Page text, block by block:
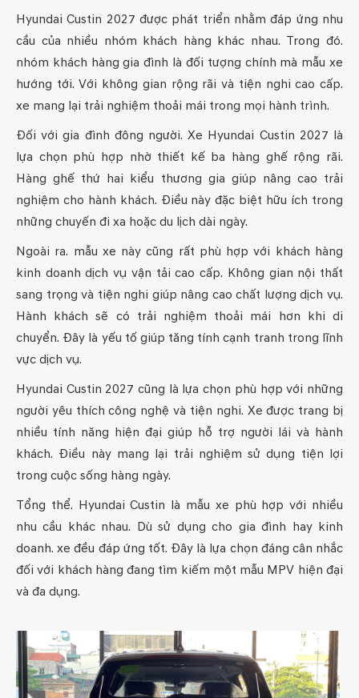
Hyundai Custin 2027 được phát triển nhằm đáp ứng nhu
cầu của nhiều nhóm khách hàng khác nhau. Trong đó.
nhóm khách hàng gia đình là đối tượng chính mà mẫu xe
hướng tới. Với không gian rộng rãi và tiện nghi cao cấp.
xe mang lại trải nghiệm thoải mái trong mọi hành trình.
Đối với gia đình đông người. Xe Hyundai Custin 2027 là
lựa chọn phù hợp nhờ thiết kế ba hàng ghế rộng rãi.
Hàng ghế thứ hai kiểu thương gia giúp nâng cao trải
nghiệm cho hành khách. Điều này đặc biệt hữu ích trong
những chuyến đi xa hoặc du lịch dài ngày.
Ngoài ra. mẫu xe này cũng rất phù hợp với khách hàng
kinh doanh dịch vụ vận tải cao cấp. Không gian nội thất
sang trọng và tiện nghi giúp nâng cao chất lượng dịch vụ.
Hành khách sẽ có trải nghiệm thoải mái hơn khi di
chuyển. Đây là yếu tố giúp tăng tính cạnh tranh trong lĩnh
vực dịch vụ.
Hyundai Custin 2027 cũng là lựa chọn phù hợp với những
người yêu thích công nghệ và tiện nghi. Xe được trang bị
nhiều tính năng hiện đại giúp hỗ trợ người lái và hành
khách. Điều này mang lại trải nghiệm sử dụng tiện lợi
trong cuộc sống hàng ngày.
Tổng thể. Hyundai Custin là mẫu xe phù hợp với nhiều
nhu cầu khác nhau. Dù sử dụng cho gia đình hay kinh
doanh. xe đều đáp ứng tốt. Đây là lựa chọn đáng cân nhắc
đối với khách hàng đang tìm kiếm một mẫu MPV hiện đại
và đa dụng.